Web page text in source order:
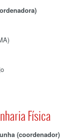
Física
(coordenador)